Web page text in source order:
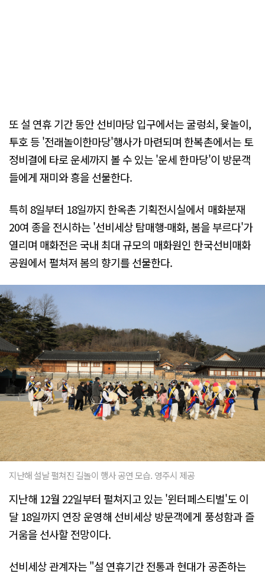
또 설 연휴 기간 동안 선비마당 입구에서는 굴렁쇠, 윷놀이,
투호 등 '전래놀이한마당'행사가 마련되며 한복촌에서는 토
정비결에 타로 운세까지 볼 수 있는 '운세 한마당'이 방문객
들에게 재미와 흥을 선물한다.
특히 8일부터 18일까지 한옥촌 기획전시실에서 매화분재
20여 종을 전시하는 '선비세상 탐매행-매화, 봄을 부르다'가
열리며 매화전은 국내 최대 규모의 매화원인 한국선비매화
공원에서 펼쳐져 봄의 향기를 선물한다.
지난해 설날 펼쳐진 길놀이 행사 공연 모습. 영주시 제공
지난해 12월 22일부터 펼쳐지고 있는 '윈터페스티벌'도 이
달 18일까지 연장 운영해 선비세상 방문객에게 풍성함과 즐
거움을 선사할 전망이다.
선비세상 관계자는 "설 연휴기간 전통과 현대가 공존하는